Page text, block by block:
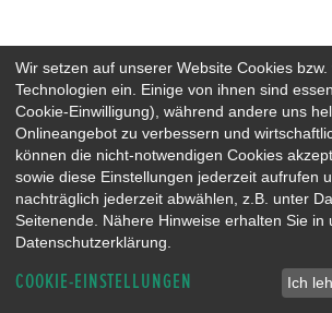
Wir setzen auf unserer Website Cookies
Technologien ein. Einige von ihnen sind
Cookie-Einwilligung), während andere uns
Onlineangebot zu verbessern und
können die nicht-notwendigen Cookies
sowie diese Einstellungen jederzeit aufrufen
nachträglich jederzeit abwählen, z.B. unter
Seitenende. Nähere Hinweise erhalten Sie in
Datenschutzerklärung.
COOKIE-EINSTELLUNGEN Ich